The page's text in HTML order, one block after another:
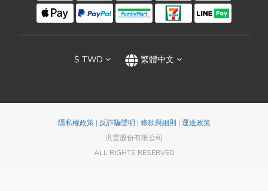
$ TWD 繁體中文
隱私權政策| 反詐騙聲明 | 條款與細則 | 運送政策
汎雲股份有限公司
ALL RIGHTS RESERVED